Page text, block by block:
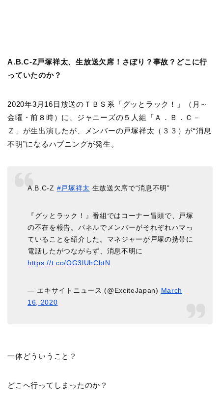
A.B.C-Z戸塚祥太、生放送欠席！さぼり？事故？どこに行
っていたのか？
2020年3月16日放送のＴＢＳ系「グッとラック！」（月～
金曜・前８時）に、ジャニーズの５人組「Ａ．Ｂ．Ｃ－
Ｚ」が生出演したが、メンバーの戸塚祥太（３３）が“消息
不明”になるハプニングが発生。
A.B.C-Z #戸塚祥太 生放送欠席で“消息不明”
『グッとラック！』番組ではコーナー冒頭で、戸塚
の不在を報告。パネルでメンバーがそれぞれハマっ
ていることを紹介した。マネジャーが戸塚の携帯に
電話したがつながらず、消息不明に
https://t.co/OG3lUhCbtN
— エキサイトニュース (@ExciteJapan) March
16, 2020
一体どういうこと？
どこへ行ってしまったのか？